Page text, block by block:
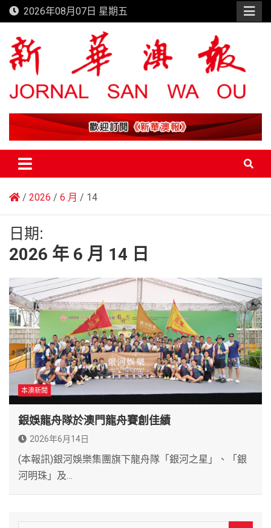
Skip
to
content
2026年08月07日 星期五
新華澳報
2026 6 月 14
日期:
2026 年 6 月 14 日
本澳新聞
銀娛龍舟隊於澳門龍舟賽創佳績
2026年6月14日
(本報訊)銀河娛樂集團旗下龍舟隊「銀河之星」、「銀
河明珠」及…